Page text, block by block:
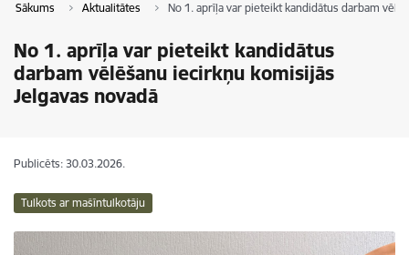
Sākums Aktualitātes No 1. aprīļa var pieteikt kandidātus darbam
No 1. aprīļa var pieteikt kandidātus
darbam vēlēšanu iecirkņu komisijās
Jelgavas novadā
Publicēts: 30.03.2026.
Tulkots ar mašīntulkotāju